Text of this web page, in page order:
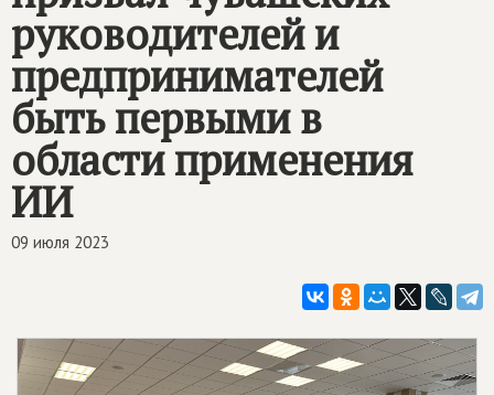
руководителей и
предпринимателей
быть первыми в
области применения
ИИ
09 июля 2023